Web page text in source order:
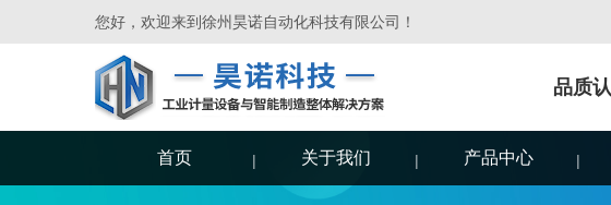
您好，欢迎来到徐州昊诺自动化科技有限公司！
品质
首页 关于我们 产品中心